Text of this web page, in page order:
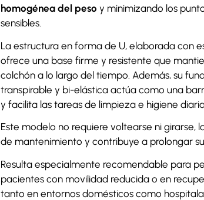
homogénea del peso y minimizando los
sensibles.
La estructura en forma de U, elaborada con
ofrece una base firme y resistente que
colchón a lo largo del tiempo. Además, su
transpirable y bi-elástica actúa como una
y facilita las tareas de limpieza e higiene
Este modelo no requiere voltearse ni girarse,
de mantenimiento y contribuye a prolongar
Resulta especialmente recomendable para
pacientes con movilidad reducida o en
tanto en entornos domésticos como